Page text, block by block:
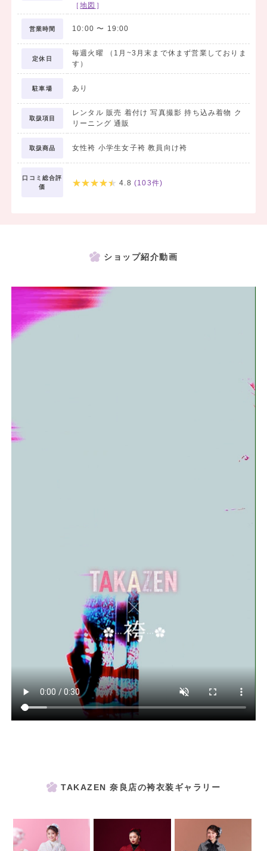
お客様の最高の卒業式をサポートするため、
世界一のかわいい“笑顔”の為。
日々『衣装のプロフェッショナル』としての
知識と技術をご提供しています。
伝統も時代のトレンドも大切にしながら、
［地図 ］
営業時間 10:00 〜 19:00
定休日
毎週火曜 （1月~3月末まで休まず営業しておりま
す）
駐車場 あり
取扱項目
レンタル 販売 着付け 写真撮影 持ち込み着物 ク
リーニング 通販
取扱商品 女性袴 小学生女子袴 教員向け袴
口コミ総合評
価
4.8 (103件)
ショップ紹介動画
TAKAZEN 奈良店の袴衣装ギャラリー